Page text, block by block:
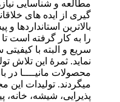
مطالعه و شناسایی
گیری از ایده های
بالاترین استانداردها
را به کار گرفته است
سریع و البته با
نماید. ثمرۀ این تلاش
محصولات مانیــــا
میگردند. تولیدات
پذیرایی، شیشه،